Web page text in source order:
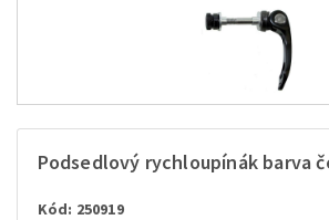
Podsedlový rychloupínák barva
Kód: 250919